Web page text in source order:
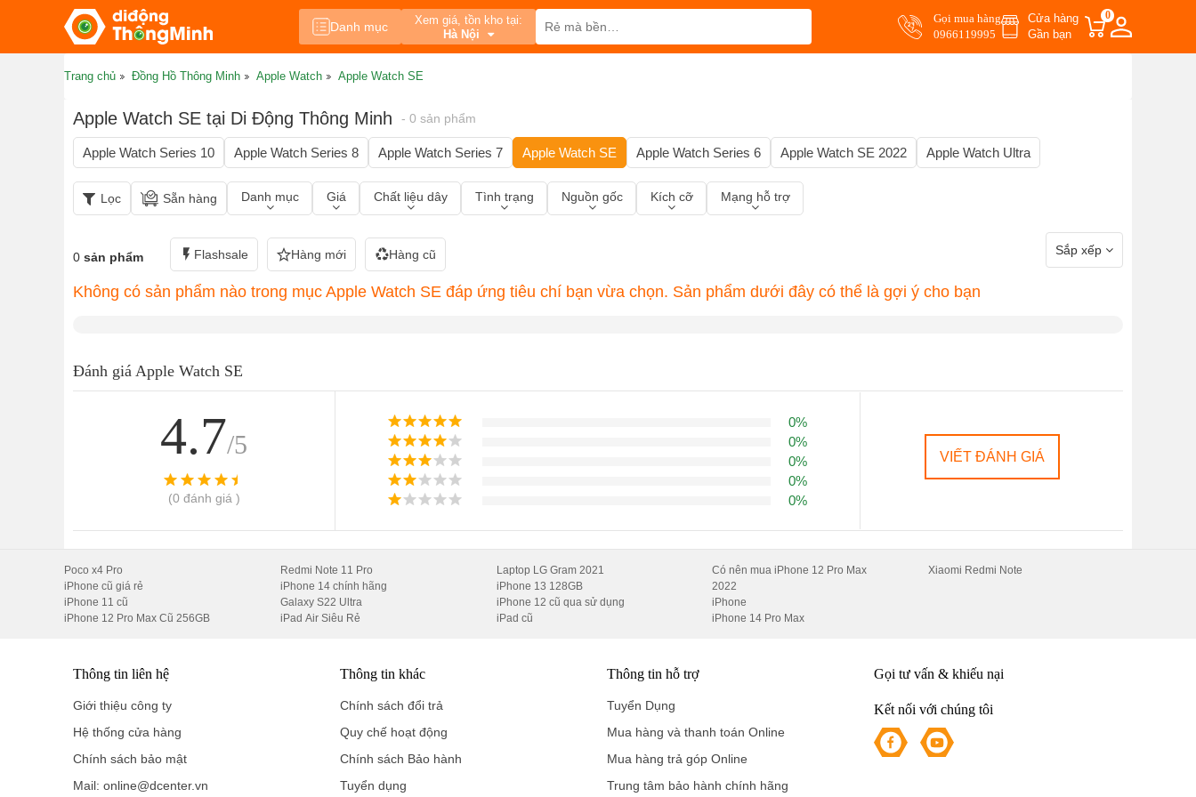
Danh mục
Xem giá, tồn kho tại:
Hà Nội
Gọi mua hàng
0966119995
Cửa hàng
Gần bạn
0
Trang chủ Đồng Hồ Thông Minh Apple Watch Apple Watch SE
Apple Watch SE tại Di Động Thông Minh - 0 sản phẩm
Apple Watch Series 10 Apple Watch Series 8 Apple Watch Series 7 Apple Watch SE Apple Watch Series 6 Apple Watch SE 2022 Apple Watch Ultra
Lọc Sẵn hàng Danh mục Giá Chất liệu dây Tình trạng Nguồn gốc Kích cỡ Mạng hỗ trợ
0 sản phẩm Flashsale Hàng mới Hàng cũ Sắp xếp
Không có sản phẩm nào trong mục Apple Watch SE đáp ứng tiêu chí bạn vừa chọn. Sản phẩm dưới đây có thể là gợi ý cho bạn
Đánh giá Apple Watch SE
4.7/5
(0 đánh giá )
0%
0%
0%
0%
0%
VIẾT ĐÁNH GIÁ
Poco x4 Pro
iPhone cũ giá rẻ
iPhone 11 cũ
iPhone 12 Pro Max Cũ 256GB
Redmi Note 11 Pro
iPhone 14 chính hãng
Galaxy S22 Ultra
iPad Air Siêu Rẻ
Laptop LG Gram 2021
iPhone 13 128GB
iPhone 12 cũ qua sử dụng
iPad cũ
Có nên mua iPhone 12 Pro Max
2022
iPhone
iPhone 14 Pro Max
Xiaomi Redmi Note
Thông tin liên hệ
Giới thiệu công ty
Hệ thống cửa hàng
Chính sách bảo mật
Mail: online@dcenter.vn
Thông tin khác
Chính sách đổi trả
Quy chế hoạt động
Chính sách Bảo hành
Tuyển dụng
Thông tin hỗ trợ
Tuyển Dụng
Mua hàng và thanh toán Online
Mua hàng trả góp Online
Trung tâm bảo hành chính hãng
Gọi tư vấn & khiếu nại
Kết nối với chúng tôi